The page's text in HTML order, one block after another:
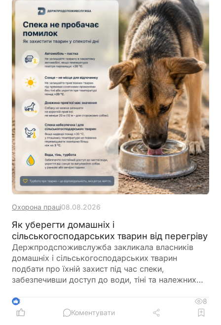
Охорона праці08.08.2026
Як уберегти домашніх і
сільськогосподарських тварин від перегріву
Держпродспоживслужба закликала власників
домашніх і сільськогосподарських тварин
подбати про їхній захист під час спеки,
забезпечивши доступ до води, тіні та належних
заборону залишати тварин у зачинених
автомобілях або на прив’язі під прямим сонячним
3
8
Коментувати